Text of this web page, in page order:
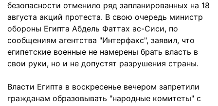
безопасности отменило ряд запланированных на 18
августа акций протеста. В свою очередь министр
обороны Египта Абдель Фаттах ас-Сиси, по
сообщениям агентства "Интерфакс", заявил, что
египетские военные не намерены брать власть в
свои руки, но и не допустят разрушения страны.
Власти Египта в воскресенье вечером запретили
гражданам образовывать "народные комитеты" с